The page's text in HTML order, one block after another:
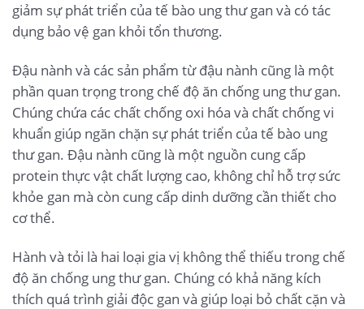
giảm sự phát triển của tế bào ung thư gan và có tác
dụng bảo vệ gan khỏi tổn thương.
Đậu nành và các sản phẩm từ đậu nành cũng là một
phần quan trọng trong chế độ ăn chống ung thư gan.
Chúng chứa các chất chống oxi hóa và chất chống vi
khuẩn giúp ngăn chặn sự phát triển của tế bào ung
thư gan. Đậu nành cũng là một nguồn cung cấp
protein thực vật chất lượng cao, không chỉ hỗ trợ sức
khỏe gan mà còn cung cấp dinh dưỡng cần thiết cho
cơ thể.
Hành và tỏi là hai loại gia vị không thể thiếu trong chế
độ ăn chống ung thư gan. Chúng có khả năng kích
thích quá trình giải độc gan và giúp loại bỏ chất cặn và